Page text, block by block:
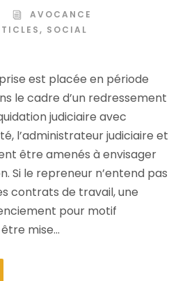
AVOCANCE
, SOCIAL
est placée en période
le cadre d’un redressement
judiciaire avec
l’administrateur judiciaire et
être amenés à envisager
Si le repreneur n’entend pas
contrats de travail, une
pour motif
mise...